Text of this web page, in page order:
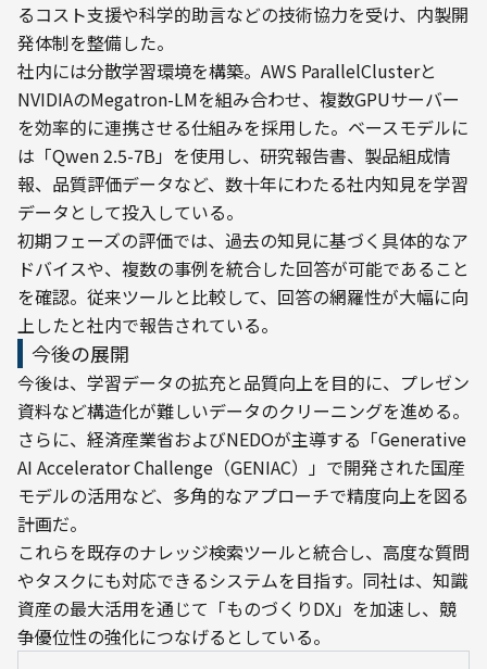
るコスト支援や科学的助言などの技術協力を受け、内製開
発体制を整備した。
社内には分散学習環境を構築。AWS ParallelClusterと
NVIDIAのMegatron-LMを組み合わせ、複数GPUサーバー
を効率的に連携させる仕組みを採用した。ベースモデルに
は「Qwen 2.5-7B」を使用し、研究報告書、製品組成情
報、品質評価データなど、数十年にわたる社内知見を学習
データとして投入している。
初期フェーズの評価では、過去の知見に基づく具体的なア
ドバイスや、複数の事例を統合した回答が可能であること
を確認。従来ツールと比較して、回答の網羅性が大幅に向
上したと社内で報告されている。
今後の展開
今後は、学習データの拡充と品質向上を目的に、プレゼン
資料など構造化が難しいデータのクリーニングを進める。
さらに、経済産業省およびNEDOが主導する「Generative
AI Accelerator Challenge（GENIAC）」で開発された国産
モデルの活用など、多角的なアプローチで精度向上を図る
計画だ。
これらを既存のナレッジ検索ツールと統合し、高度な質問
やタスクにも対応できるシステムを目指す。同社は、知識
資産の最大活用を通じて「ものづくりDX」を加速し、競
争優位性の強化につなげるとしている。